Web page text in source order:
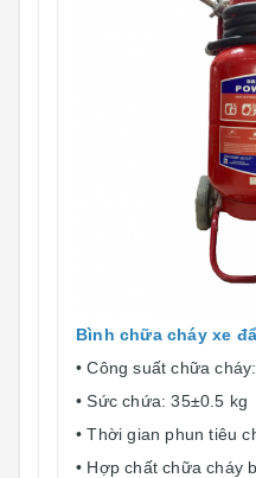
Bình chữa cháy xe
• Công suất chữa
• Sức chứa: 35±0.5 kg
• Thời gian phun tiêu
• Hợp chất chữa cháy